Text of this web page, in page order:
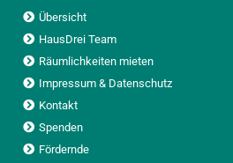
Übersicht
HausDrei Team
Räumlichkeiten mieten
Impressum & Datenschutz
Kontakt
Spenden
Fördernde